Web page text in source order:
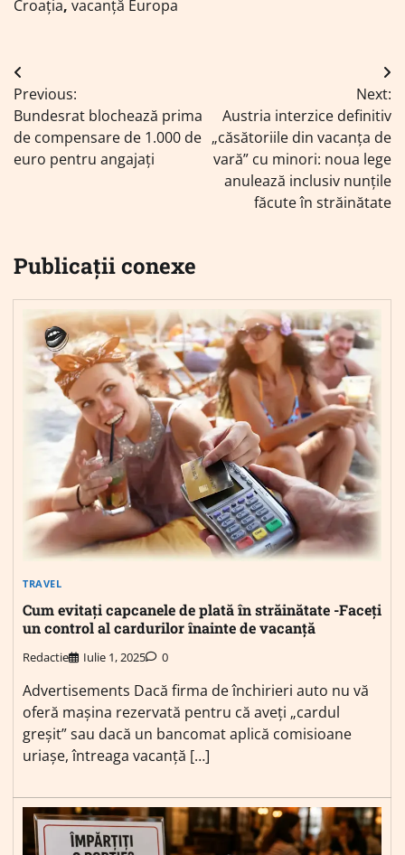
Croația, vacanță Europa
Navigare
în
articole
Previous:
Bundesrat blochează prima
de compensare de 1.000 de
euro pentru angajați
Next:
Austria interzice definitiv
„căsătoriile din vacanța de
vară” cu minori: noua lege
anulează inclusiv nunțile
făcute în străinătate
Publicații conexe
TRAVEL
Cum evitați capcanele de plată în străinătate -Faceți
un control al cardurilor înainte de vacanță
Redactie Iulie 1, 2025 0
Advertisements Dacă firma de închirieri auto nu vă
oferă mașina rezervată pentru că aveți „cardul
greșit” sau dacă un bancomat aplică comisioane
uriașe, întreaga vacanță […]